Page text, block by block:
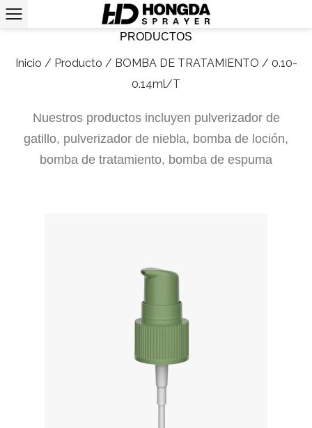
PRODUCTOS
Inicio / Producto / BOMBA DE TRATAMIENTO / 0.10-
0.14ml/T
Nuestros productos incluyen pulverizador de
gatillo, pulverizador de niebla, bomba de loción,
bomba de tratamiento, bomba de espuma